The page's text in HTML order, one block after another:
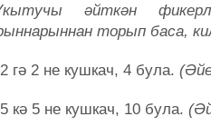
әйткән
торып баса,
2 гә 2 не кушкач, 4 була.
5 кә 5 не кушкач, 10 була.